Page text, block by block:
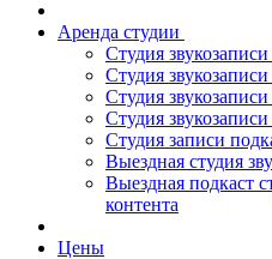
Аренда студии
Студия
Студия
Студия
Студия
Студия записи
Выездная студия
Выездная подкаст
контента
Цены